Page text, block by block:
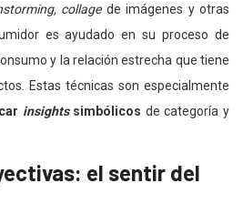
collagede imágenes y otras
es ayudado en su proceso de
y la relación estrecha que tiene
Estas técnicas son especialmente
insightssimbólicos de categoría y
el sentir del